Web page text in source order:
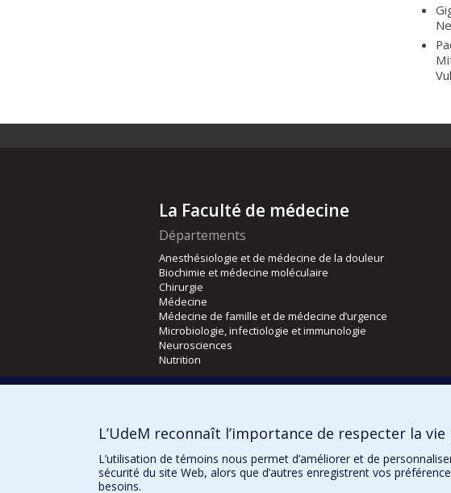
La Faculté de médecine
Départements
Anesthésiologie et de médecine de la douleur
Biochimie et médecine moléculaire
Chirurgie
Médecine
Médecine de famille et de médecine d’urgence
Microbiologie, infectiologie et immunologie
Neurosciences
Nutrition
Orthophonie et audiologie
L’UdeM reconnaît l’importance de respecter la vie
L’utilisation de témoins nous permet d’améliorer et de
sécurité du site Web, alors que d’autres enregistrent vos
besoins.